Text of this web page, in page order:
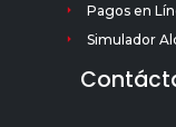
Pagos en
Simulador